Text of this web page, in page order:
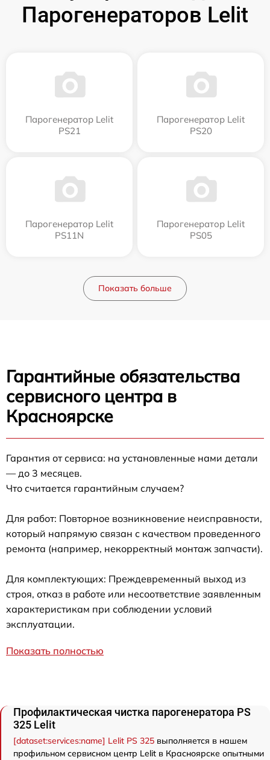
Парогенераторов Lelit
Парогенератор Lelit
PS21
Парогенератор Lelit
PS20
Парогенератор Lelit
PS11N
Парогенератор Lelit
PS05
Показать больше
Гарантийные обязательства
сервисного центра в
Красноярске
Гарантия от сервиса: на установленные нами детали
— до 3 месяцев.
Что считается гарантийным случаем?
Для работ: Повторное возникновение неисправности,
который напрямую связан с качеством проведенного
ремонта (например, некорректный монтаж запчасти).
Для комплектующих: Преждевременный выход из
строя, отказ в работе или несоответствие заявленным
характеристикам при соблюдении условий
эксплуатации.
Показать полностью
Профилактическая чистка парогенератора PS
325 Lelit
[dataset:services:name] Lelit PS 325 выполняется в нашем
профильном сервисном центр Lelit в Красноярске опытными